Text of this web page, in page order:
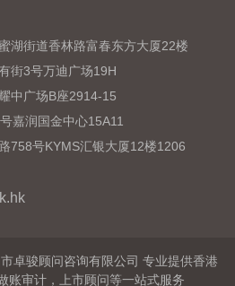
湖街道香林路富春东方大厦22楼
街3号万迪广场19H
中广场B座2914-15
嘉润国金中心15A11
758号KYMS汇银大厦12楼1206
卓骏顾问咨询有限公司 专业提供香港
账审计，上市顾问等一站式服务